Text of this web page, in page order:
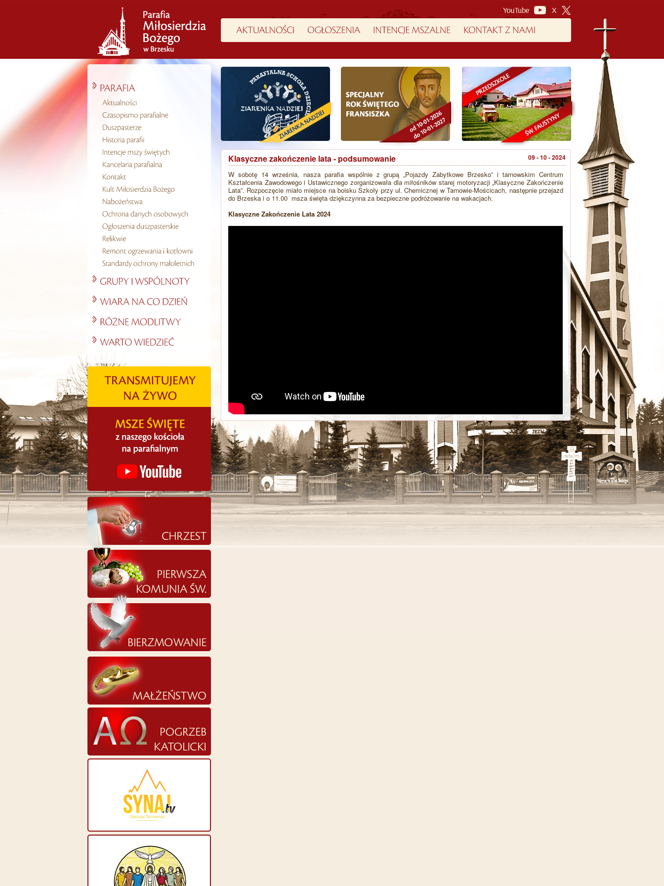
Klasyczne zakończenie lata - podsumowanie 09 - 10 - 2024
W sobotę 14 września, nasza parafia wspólnie z grupą „Pojazdy Zabytkowe Brzesko” i tarnowskim Centrum
Kształcenia Zawodowego i Ustawicznego zorganizowała dla miłośników starej motoryzacji „Klasyczne Zakończenie
Lata”. Rozpoczęcie miało miejsce na boisku Szkoły przy ul. Chemicznej w Tarnowie-Mościcach, następnie przejazd
do Brzeska i o 11.00 msza święta dziękczynna za bezpieczne podróżowanie na wakacjach.
Klasyczne Zakończenie Lata 2024​